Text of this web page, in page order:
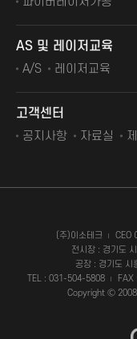
AS 및 레이저교육
A/S 레이저교육
고객센터
공지사항 자료실
(주)이소테크 CEO
전시장 : 경기도
공장 : 경기도 시
TEL : 031-504-5808
FAX
Copyright Ⓒ 2008